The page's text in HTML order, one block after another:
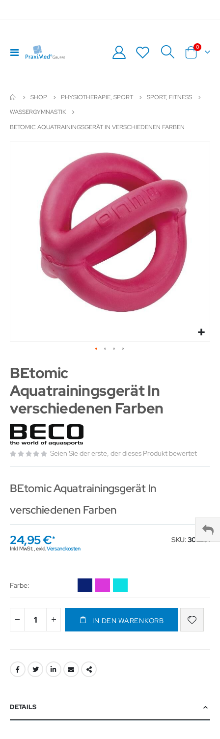
Navigation
umschalten
Warenkorb
0Artikel
SHOP PHYSIOTHERAPIE, SPORT
SPORT, FITNESS
WASSERGYMNASTIK
BETOMIC AQUATRAININGSGERÄT IN VERSCHIEDENEN FARBEN
BEtomic
Aquatrainingsgerät In
verschiedenen Farben
Seien Sie der erste, der dieses Produkt bewertet
BEtomic Aquatrainingsgerät In
verschiedenen Farben
24,95 €
Inkl. MwSt.,exkl.Versandkosten
SKU 302291
Farbe
IN DEN WARENKORB
DETAILS